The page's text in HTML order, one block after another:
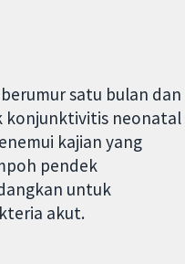
satu bulan dan
konjunktivitis neonatal
kajian yang
pendek
untuk
akut.